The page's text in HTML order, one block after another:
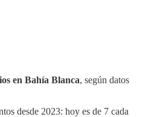
en Bahía Blanca, según datos
desde 2023: hoy es de 7 cada